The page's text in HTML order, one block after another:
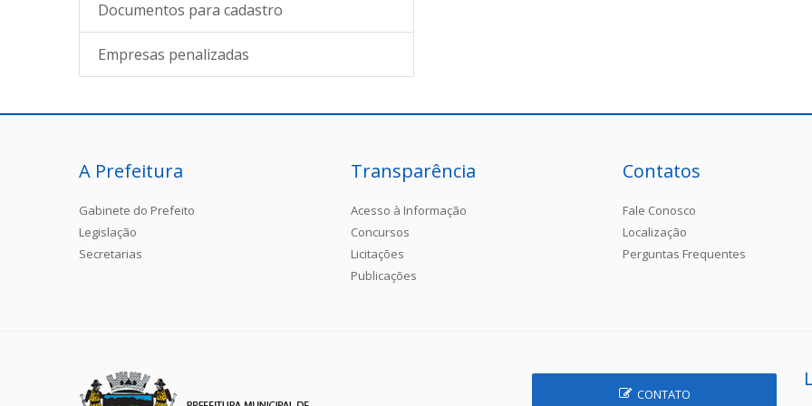
Documentos para cadastro
Empresas penalizadas
A Prefeitura
Gabinete do Prefeito
Legislação
Secretarias
Transparência
Acesso à Informação
Concursos
Licitações
Publicações
Contatos
Fale Conosco
Localização
Perguntas Frequentes
CONTATO